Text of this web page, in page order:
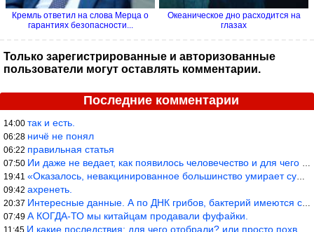
Кремль ответил на слова Мерца о
гарантиях безопасности...
Океаническое дно расходится на
глазах
Только зарегистрированные и авторизованные
пользователи могут оставлять комментарии.
Последние комментарии
14:00 так и есть.
06:28 ничё не понял
06:22 правильная статья
07:50 Ии даже не ведает, как появилось человечество и для чего оно сущ
19:41 «Оказалось, невакцинированное большинство умирает существенно ча
09:42 ахренеть.
20:37 Интересные данные. А по ДНК грибов, бактерий имеются сведения из
07:49 А КОГДА-ТО мы китайцам продавали фуфайки.
И какие последствия: для чего отобрали? или просто похвастались.